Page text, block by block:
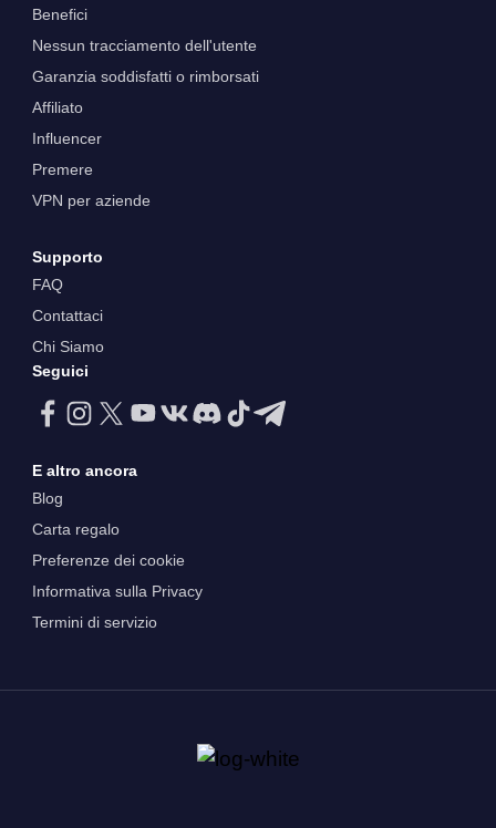
Benefici
Nessun tracciamento dell'utente
Garanzia soddisfatti o rimborsati
Affiliato
Influencer
Premere
VPN per aziende
Supporto
FAQ
Contattaci
Chi Siamo
Seguici
E altro ancora
Blog
Carta regalo
Preferenze dei cookie
Informativa sulla Privacy
Termini di servizio